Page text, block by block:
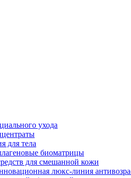
ухода
для тела
биоматрицы
для смешанной кожи
люкс-линия